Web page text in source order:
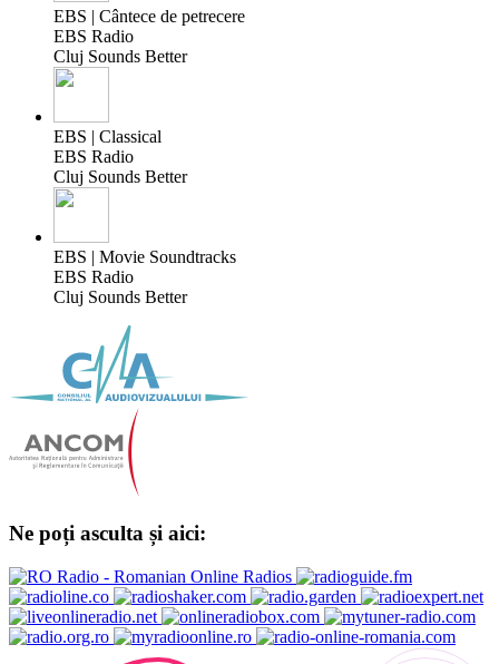
EBS | Cântece de petrecere
EBS Radio
Cluj Sounds Better
EBS | Classical
EBS Radio
Cluj Sounds Better
EBS | Movie Soundtracks
EBS Radio
Cluj Sounds Better
Ne poți asculta și aici: